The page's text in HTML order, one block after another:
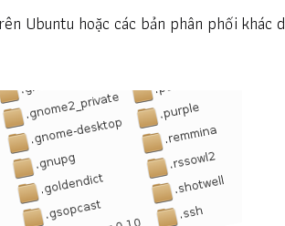
Ubuntu hoặc các bản phân phối khác